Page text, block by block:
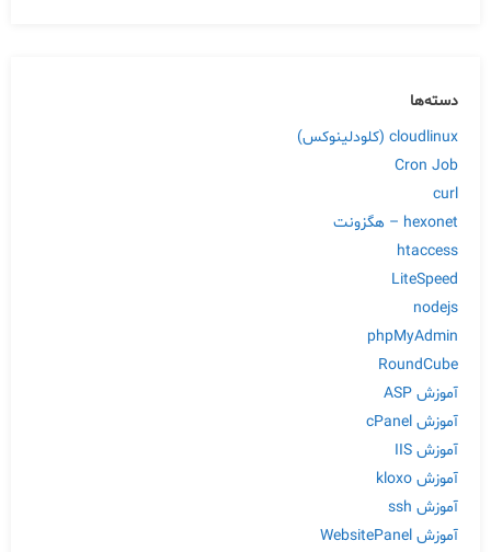
دسته‌ها
cloudlinux (کلودلینوکس)
Cron Job
curl
hexonet – هگزونت
htaccess
LiteSpeed
nodejs
phpMyAdmin
RoundCube
آموزش ASP
آموزش cPanel
آموزش IIS
آموزش kloxo
آموزش ssh
آموزش WebsitePanel